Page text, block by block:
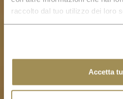
raccolto dal tuo utilizzo dei loro
Accetta